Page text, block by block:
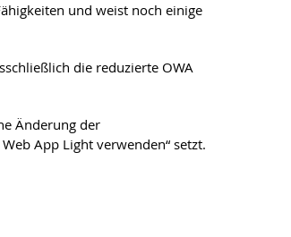
und weist noch einige
die reduzierte OWA
Änderung der
App Light verwenden“ setzt.